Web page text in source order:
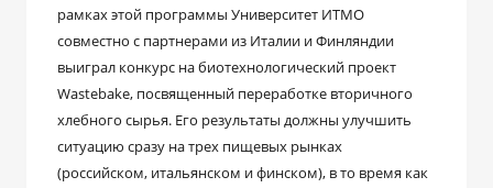
рамках этой программы Университет ИТМО
совместно с партнерами из Италии и Финляндии
выиграл конкурс на биотехнологический проект
Wastebake, посвященный переработке вторичного
хлебного сырья. Его результаты должны улучшить
ситуацию сразу на трех пищевых рынках
(российском, итальянском и финском), в то время как